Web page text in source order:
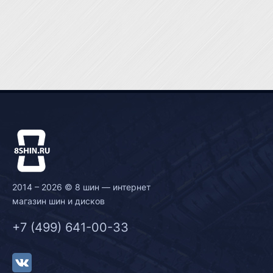
2014 – 2026 © 8 шин — интернет
магазин шин и дисков
+7 (499) 641-00-33